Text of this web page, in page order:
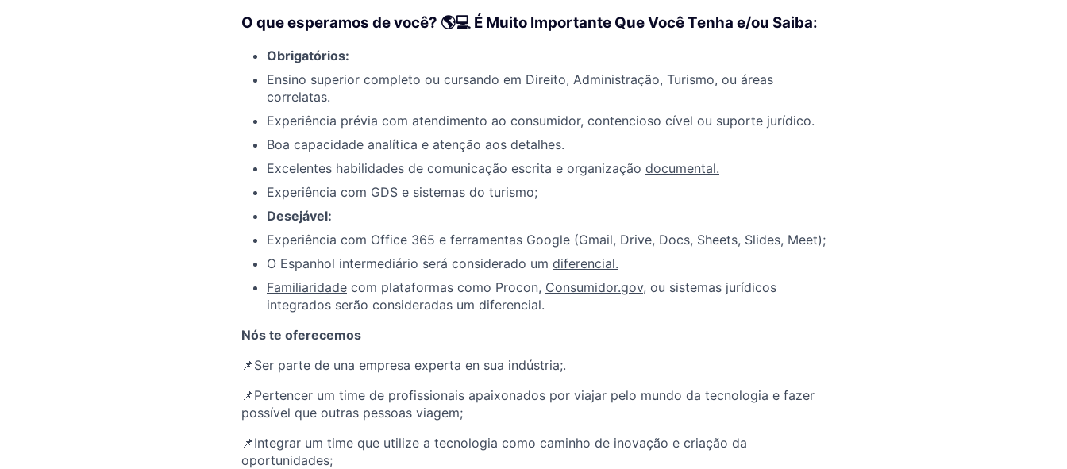
O que esperamos de você? 🌎‍💻 É Muito Importante Que Você Tenha e/ou Saiba:
Obrigatórios:
Ensino superior completo ou cursando em Direito, Administração, Turismo, ou áreas
correlatas.
Experiência prévia com atendimento ao consumidor, contencioso cível ou suporte jurídico.
Boa capacidade analítica e atenção aos detalhes.
Excelentes habilidades de comunicação escrita e organização documental.
Experiência com GDS e sistemas do turismo;
Desejável:
Experiência com Office 365 e ferramentas Google (Gmail, Drive, Docs, Sheets, Slides, Meet);
O Espanhol intermediário será considerado um diferencial.
Familiaridade com plataformas como Procon, Consumidor.gov, ou sistemas jurídicos
integrados serão consideradas um diferencial.
Nós te oferecemos
📌Ser parte de una empresa experta en sua indústria;.
📌Pertencer um time de profissionais apaixonados por viajar pelo mundo da tecnologia e fazer
possível que outras pessoas viagem;
📌Integrar um time que utilize a tecnologia como caminho de inovação e criação da
oportunidades;